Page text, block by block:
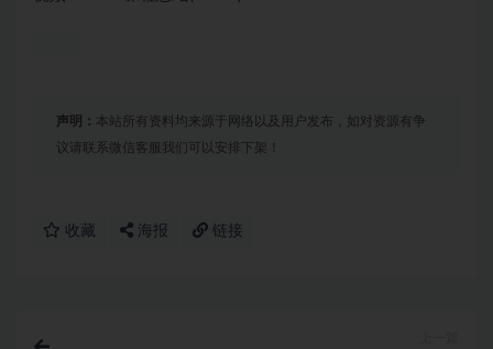
声明： 本站所有资料均来源于网络以及用户发布，如对资源有争
议请联系微信客服我们可以安排下架！
收藏 海报 链接